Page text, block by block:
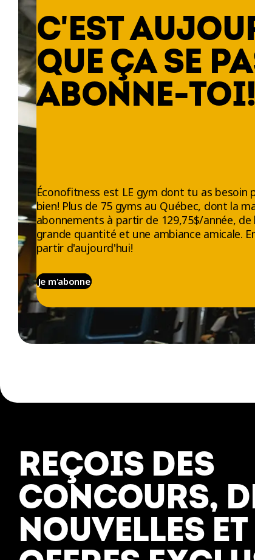
C'EST
QUE ÇA SE
ABONNE-TOI!
Éconofitness est LE gym dont tu as
bien! Plus de 75 gyms au Québec, dont la
abonnements à partir de 129,75$/année,
grande quantité et une ambiance amicale.
partir d'aujourd'hui!
Je m'abonne
REÇOIS DES
CONCOURS,
NOUVELLES
Abonnements
Essais
Entrainement
Emplois
Nous joindre